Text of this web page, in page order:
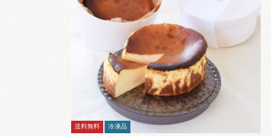
送料無料 冷凍品